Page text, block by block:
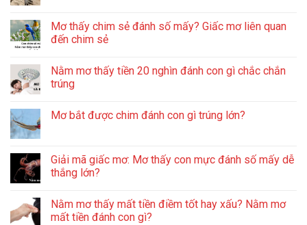
Mơ thấy chim sẻ đánh số mấy? Giấc mơ liên quan
đến chim sẻ
Nằm mơ thấy tiền 20 nghìn đánh con gì chắc chắn
trúng
Mơ bắt được chim đánh con gì trúng lớn?
Giải mã giấc mơ: Mơ thấy con mực đánh số mấy dễ
thắng lớn?
Nằm mơ thấy mất tiền điềm tốt hay xấu? Nằm mơ
mất tiền đánh con gì?